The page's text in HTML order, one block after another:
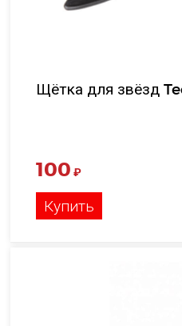
Щётка для звёзд
100 ₽
Купить